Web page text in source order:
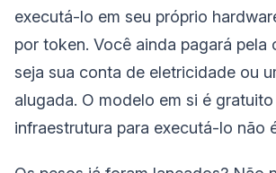
executá-lo em seu próprio
por token. Você ainda pagará pela
seja sua conta de eletricidade ou
alugada. O modelo em si é gratuito
infraestrutura para executá-lo não